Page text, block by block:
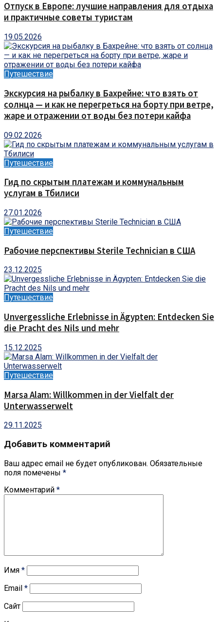
Отпуск в Европе: лучшие направления для отдыха
и практичные советы туристам
19.05.2026
Путешествие
Экскурсия на рыбалку в Бахрейне: что взять от
солнца — и как не перегреться на борту при ветре,
жаре и отражении от воды без потери кайфа
09.02.2026
Путешествие
Гид по скрытым платежам и коммунальным
услугам в Тбилиси
27.01.2026
Путешествие
Рабочие перспективы Sterile Technician в США
23.12.2025
Путешествие
Unvergessliche Erlebnisse in Ägypten: Entdecken Sie
die Pracht des Nils und mehr
15.12.2025
Путешествие
Marsa Alam: Willkommen in der Vielfalt der
Unterwasserwelt
29.11.2025
Добавить комментарий
Ваш адрес email не будет опубликован. Обязательные
поля помечены *
Комментарий *
Имя *
Email *
Сайт